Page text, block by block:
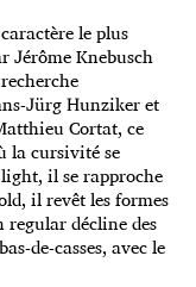
le plus
Jérôme Knebusch
Jürg Hunziker et
Cortat, ce
la cursivité se
il se rapproche
il revêt les formes
regular décline des
de-casses, avec le